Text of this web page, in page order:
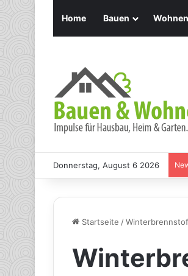
Home Bauen Wohnen
Donnerstag, August 6 2026
Startseite /